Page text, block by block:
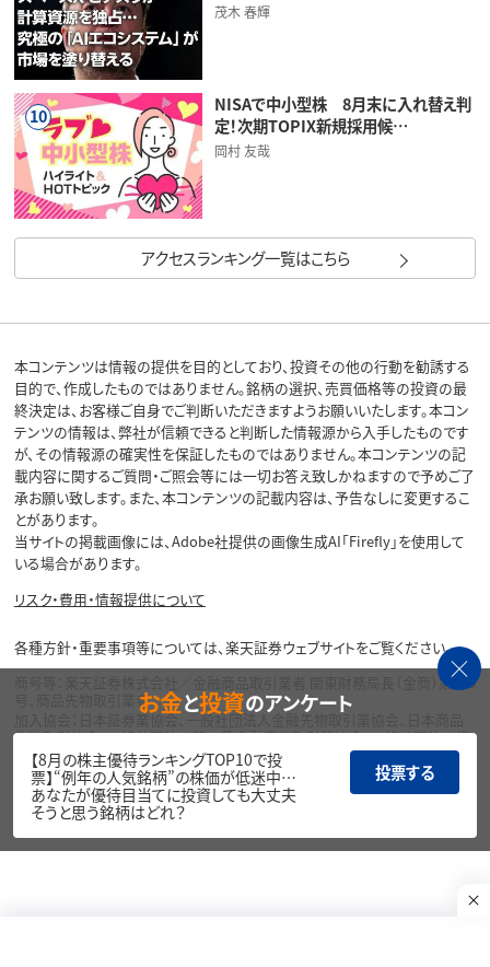
茂木 春輝
10
NISAで中小型株 8月末に入れ替え判
定！次期TOPIX新規採用候…
岡村 友哉
アクセスランキング一覧はこちら
本コンテンツは情報の提供を目的としており、投資その他の行動を勧誘する
目的で、作成したものではありません。銘柄の選択、売買価格等の投資の最
終決定は、お客様ご自身でご判断いただきますようお願いいたします。本コン
テンツの情報は、弊社が信頼できると判断した情報源から入手したものです
が、その情報源の確実性を保証したものではありません。本コンテンツの記
載内容に関するご質問・ご照会等には一切お答え致しかねますので予めご了
承お願い致します。また、本コンテンツの記載内容は、予告なしに変更するこ
とがあります。
当サイトの掲載画像には、Adobe社提供の画像生成AI「Firefly」を使用して
いる場合があります。
リスク・費用・情報提供について
各種方針・重要事項等については、楽天証券ウェブサイトをご覧ください。
商号等：楽天証券株式会社／金融商品取引業者 関東財務局長（金商）第195
号、商品先物取引業者
加入協会：日本証券業協会、一般社団法人金融先物取引業協会、日本商品
先物取引協会、一般社団法人第二種金融商品取引業協会、一般社団法人資
産運用業協会
Copyright©
1999-2026 Rakuten Securities, Inc. All
お金と投資のアンケート
【8月の株主優待ランキングTOP10で投
票】“例年の人気銘柄”の株価が低迷中…
あなたが優待目当てに投資しても大丈夫
そうと思う銘柄はどれ？
投票する